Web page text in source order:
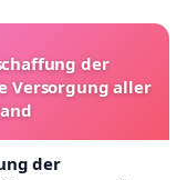
der
Versorgung aller
der